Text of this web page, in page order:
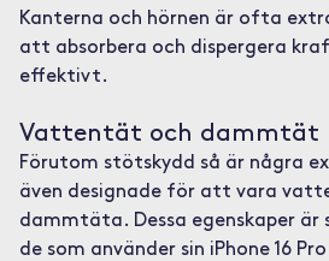
Kanterna och hörnen är ofta
att absorbera och dispergera
effektivt.
Vattentät och dammtät
Förutom stötskydd så är några
även designade för att vara
dammtäta. Dessa egenskaper
de som använder sin iPhone 16